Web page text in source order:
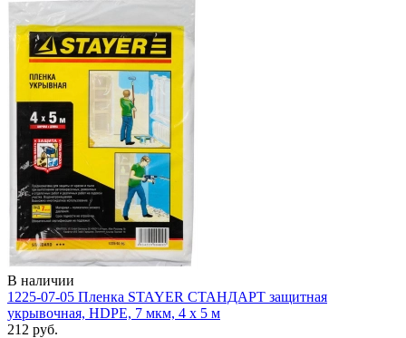
В наличии
1225-07-05 Пленка STAYER СТАНДАРТ защитная
укрывочная, HDPE, 7 мкм, 4 х 5 м
212 руб.